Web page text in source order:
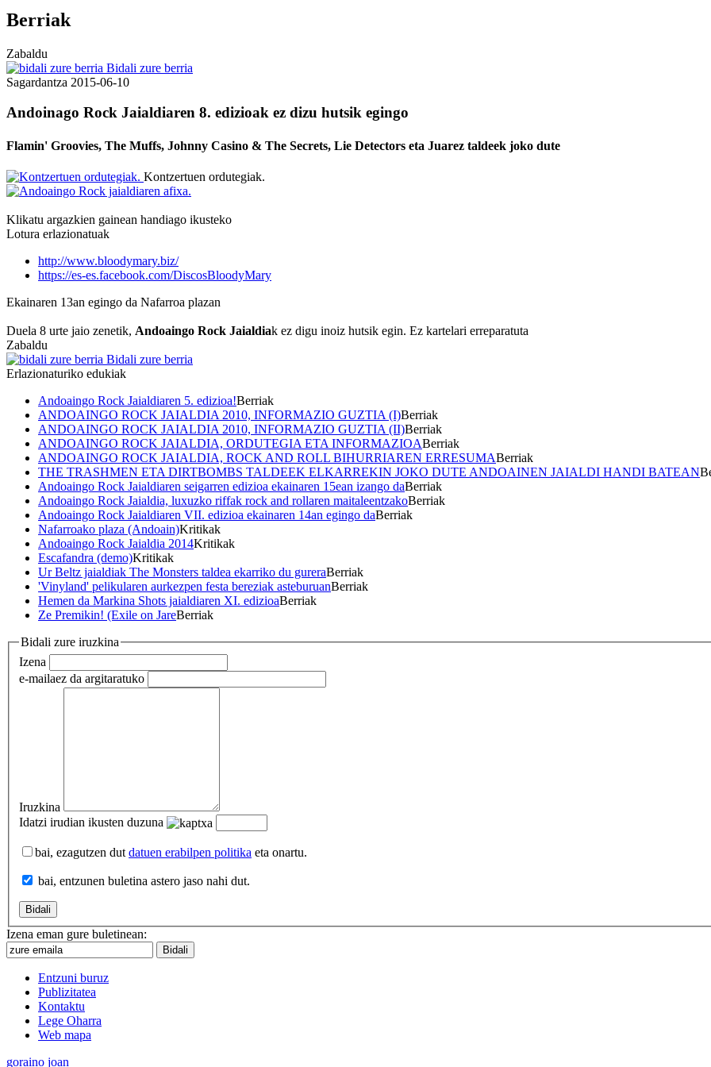
Berriak
Zabaldu
Bidali zure berria
Sagardantza 2015-06-10
Andoinago Rock Jaialdiaren 8. edizioak ez dizu hutsik egingo
Flamin' Groovies, The Muffs, Johnny Casino & The Secrets, Lie Detectors eta Juarez taldeek joko dute
Kontzertuen ordutegiak.
Klikatu argazkien gainean handiago ikusteko
Lotura erlazionatuak
http://www.bloodymary.biz/
https://es-es.facebook.com/DiscosBloodyMary
Ekainaren 13an egingo da Nafarroa plazan
Duela 8 urte jaio zenetik, Andoaingo Rock Jaialdiak ez digu inoiz hutsik egin. Ez kartelari erreparatuta
Zabaldu
Bidali zure berria
Erlazionaturiko edukiak
Andoaingo Rock Jaialdiaren 5. edizioa!Berriak
ANDOAINGO ROCK JAIALDIA 2010, INFORMAZIO GUZTIA (I)Berriak
ANDOAINGO ROCK JAIALDIA 2010, INFORMAZIO GUZTIA (II)Berriak
ANDOAINGO ROCK JAIALDIA, ORDUTEGIA ETA INFORMAZIOABerriak
ANDOAINGO ROCK JAIALDIA, ROCK AND ROLL BIHURRIAREN ERRESUMABerriak
THE TRASHMEN ETA DIRTBOMBS TALDEEK ELKARREKIN JOKO DUTE ANDOAINEN JAIALDI HANDI BATEAN
Andoaingo Rock Jaialdiaren seigarren edizioa ekainaren 15ean izango daBerriak
Andoaingo Rock Jaialdia, luxuzko riffak rock and rollaren maitaleentzakoBerriak
Andoaingo Rock Jaialdiaren VII. edizioa ekainaren 14an egingo daBerriak
Nafarroako plaza (Andoain)Kritikak
Andoaingo Rock Jaialdia 2014Kritikak
Escafandra (demo)Kritikak
Ur Beltz jaialdiak The Monsters taldea ekarriko du gureraBerriak
'Vinyland' pelikularen aurkezpen festa bereziak asteburuanBerriak
Hemen da Markina Shots jaialdiaren XI. edizioaBerriak
Ze Premikin! (Exile on JareBerriak
Bidali zure iruzkina
Izena
e-mailaez da argitaratuko
Iruzkina
Idatzi irudian ikusten duzuna
bai, ezagutzen dut datuen erabilpen politika eta onartu.
bai, entzunen buletina astero jaso nahi dut.
Izena eman gure buletinean:
Entzuni buruz
Publizitatea
Kontaktu
Lege Oharra
Web mapa
goraino joan